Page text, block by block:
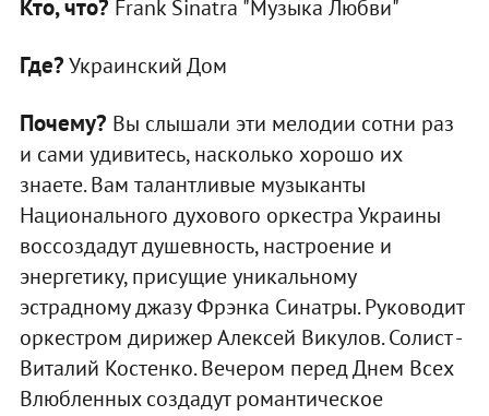
Кто, что? Frank Sinatra "Музыка Любви"
Где?Украинский Дом
Почему? Вы слышали эти мелодии сотни раз
и сами удивитесь, насколько хорошо их
знаете. Вам талантливые музыканты
Национального духового оркестра Украины
воссоздадут душевность, настроение и
энергетику, присущие уникальному
эстрадному джазу Фрэнка Синатры. Руководит
оркестром дирижер Алексей Викулов. Солист -
Виталий Костенко. Вечером перед Днем Всех
Влюбленных создадут романтическое